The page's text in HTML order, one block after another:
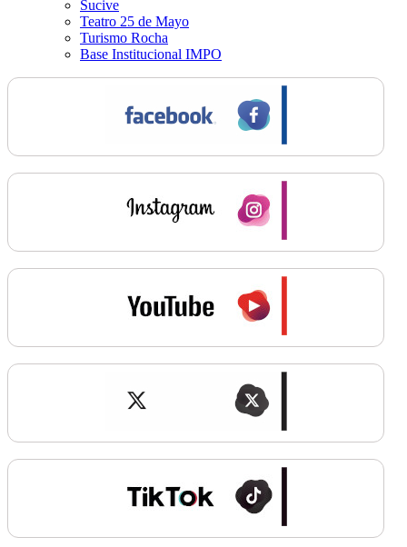
Sucive
Teatro 25 de Mayo
Turismo Rocha
Base Institucional IMPO